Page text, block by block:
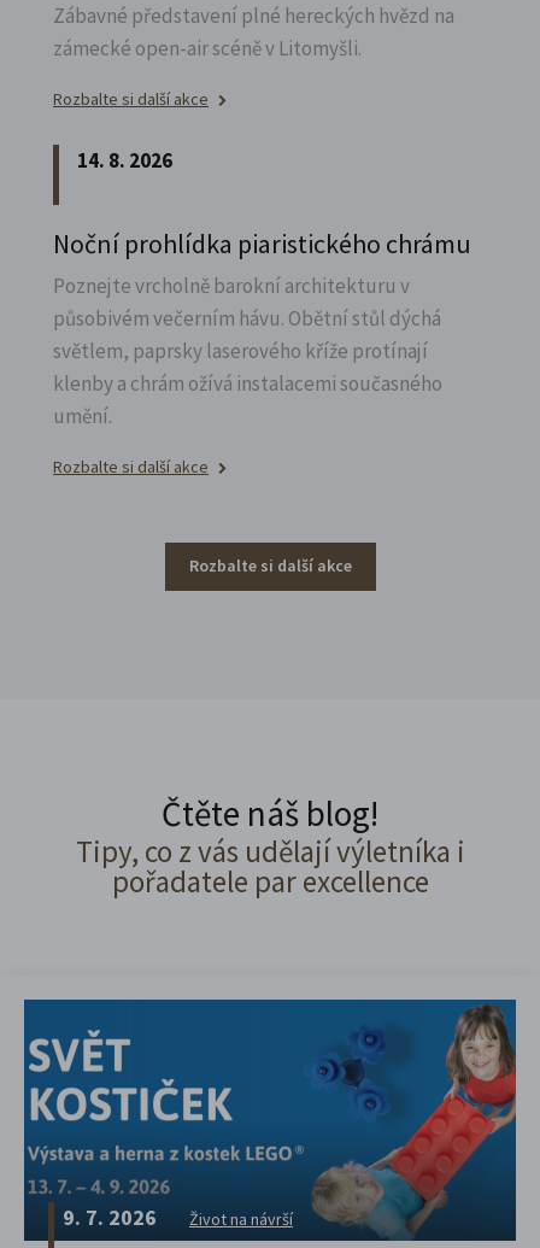
Zábavné představení plné hereckých hvězd na
zámecké open-air scéně v Litomyšli.
Rozbalte si další akce
14. 8. 2026
Noční prohlídka piaristického chrámu
Poznejte vrcholně barokní architekturu v
působivém večerním hávu. Obětní stůl dýchá
světlem, paprsky laserového kříže protínají
klenby a chrám ožívá instalacemi současného
umění.
Rozbalte si další akce
Rozbalte si další akce
Čtěte náš blog!
Tipy, co z vás udělají výletníka i
pořadatele par excellence
9. 7. 2026 Život na návrší